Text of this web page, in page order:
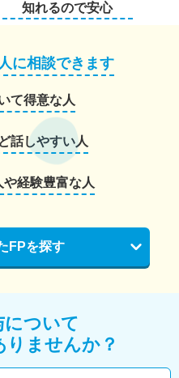
知れるので安心
に相談できます
て得意な人
話しやすい人
経験豊富な人
FPを探す
について
ませんか？